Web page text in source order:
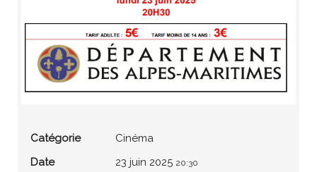
Catégorie
Cinéma
Date
23 juin 2025 20:30